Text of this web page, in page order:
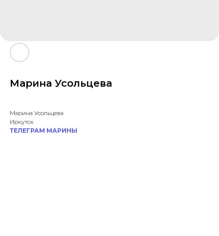
Марина Усольцева
Марина Усольцева
Иркутск
ТЕЛЕГРАМ МАРИНЫ